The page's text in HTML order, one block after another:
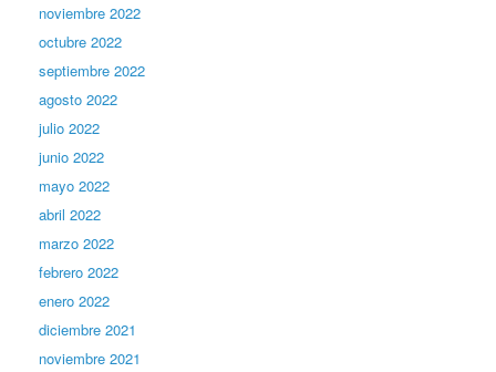
noviembre 2022
octubre 2022
septiembre 2022
agosto 2022
julio 2022
junio 2022
mayo 2022
abril 2022
marzo 2022
febrero 2022
enero 2022
diciembre 2021
noviembre 2021